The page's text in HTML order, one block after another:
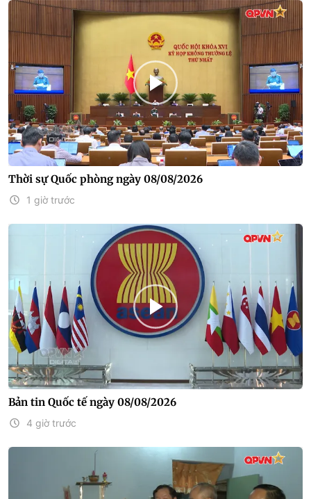
Thời sự Quốc phòng ngày 08/08/2026
1 giờ trước
Bản tin Quốc tế ngày 08/08/2026
4 giờ trước